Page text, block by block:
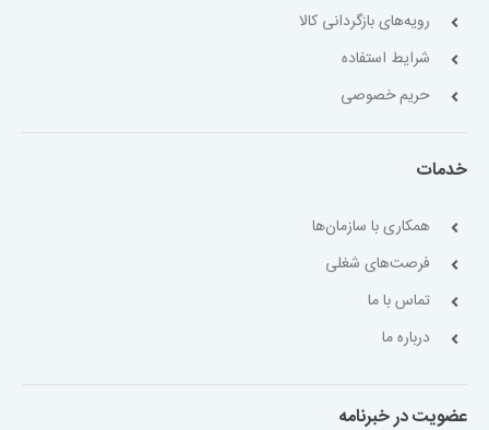
رویه‌های بازگردانی کالا
شرایط استفاده
حریم خصوصی
خدمات
همکاری با سازمان‌ها
فرصت‌های شغلی
تماس با ما
درباره ما
عضویت در خبرنامه